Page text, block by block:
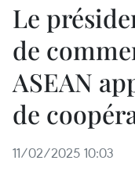
Le
de
ASEAN
de
11/02/2025 10:03